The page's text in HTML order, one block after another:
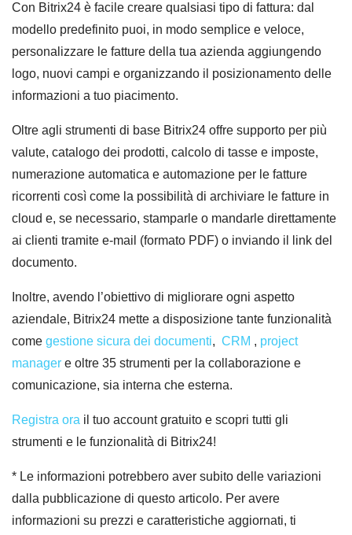
Con Bitrix24 è facile creare qualsiasi tipo di fattura: dal
modello predefinito puoi, in modo semplice e veloce,
personalizzare le fatture della tua azienda aggiungendo
logo, nuovi campi e organizzando il posizionamento delle
informazioni a tuo piacimento.
Oltre agli strumenti di base Bitrix24 offre supporto per più
valute, catalogo dei prodotti, calcolo di tasse e imposte,
numerazione automatica e automazione per le fatture
ricorrenti così come la possibilità di archiviare le fatture in
cloud e, se necessario, stamparle o mandarle direttamente
ai clienti tramite e-mail (formato PDF) o inviando il link del
documento.
Inoltre, avendo l’obiettivo di migliorare ogni aspetto
aziendale, Bitrix24 mette a disposizione tante funzionalità
come gestione sicura dei documenti, CRM , project
manager e oltre 35 strumenti per la collaborazione e
comunicazione, sia interna che esterna.
Registra ora il tuo account gratuito e scopri tutti gli
strumenti e le funzionalità di Bitrix24!
* Le informazioni potrebbero aver subito delle variazioni
dalla pubblicazione di questo articolo. Per avere
informazioni su prezzi e caratteristiche aggiornati, ti